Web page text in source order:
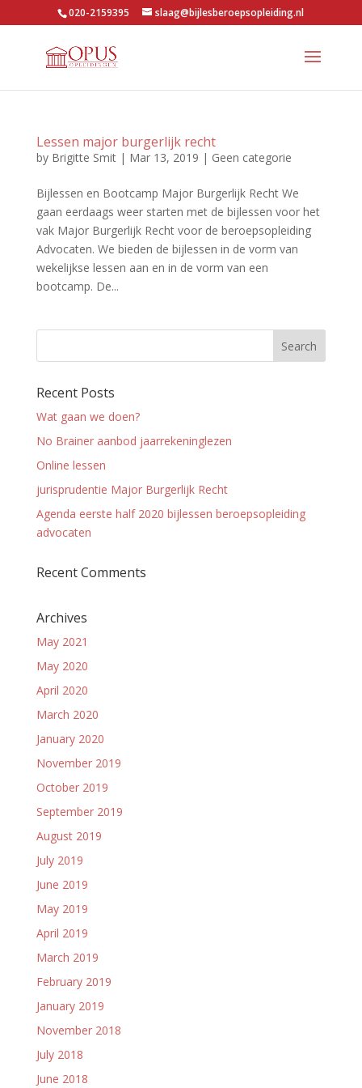
020-2159395 slaag@bijlesberoepsopleiding.nl
Lessen major burgerlijk recht
by Brigitte Smit| Mar 13, 2019 | Geen categorie
Bijlessen en Bootcamp Major Burgerlijk Recht We
gaan eerdaags weer starten met de bijlessen voor het
vak Major Burgerlijk Recht voor de beroepsopleiding
Advocaten. We bieden de bijlessen in de vorm van
wekelijkse lessen aan en in de vorm van een
bootcamp. De...
Recent Posts
Wat gaan we doen?
No Brainer aanbod jaarrekeninglezen
Online lessen
jurisprudentie Major Burgerlijk Recht
Agenda eerste half 2020 bijlessen beroepsopleiding
advocaten
Recent Comments
Archives
May 2021
May 2020
April 2020
March 2020
January 2020
November 2019
October 2019
September 2019
August 2019
July 2019
June 2019
May 2019
April 2019
March 2019
February 2019
January 2019
November 2018
July 2018
June 2018